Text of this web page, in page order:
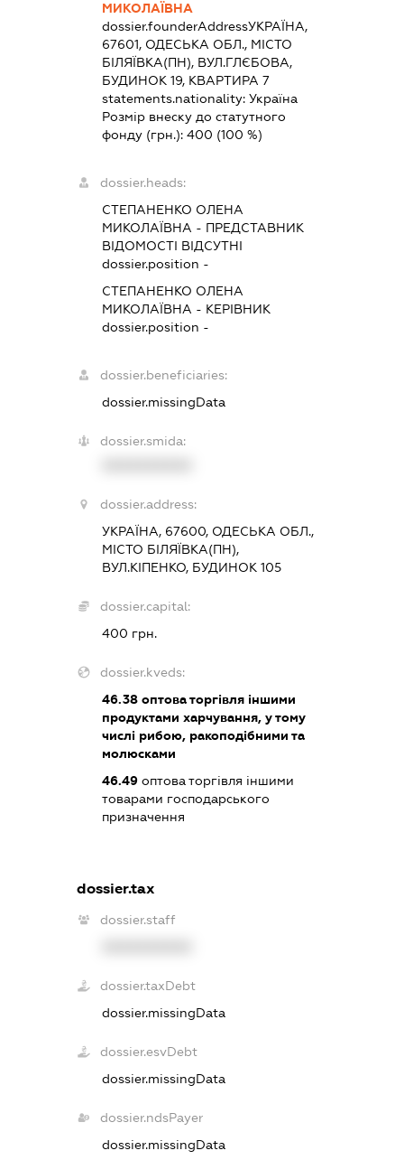
МИКОЛАЇВНА
dossier.founderAddressУКРАЇНА,
67601, ОДЕСЬКА ОБЛ., МІСТО
БІЛЯЇВКА(ПН), ВУЛ.ГЛЄБОВА,
БУДИНОК 19, КВАРТИРА 7
statements.nationality:Україна
Розмір внеску до статутного
фонду (грн.):400 (100 %)
dossier.heads:
СТЕПАНЕНКО ОЛЕНА
МИКОЛАЇВНА - ПРЕДСТАВНИК
ВІДОМОСТІ ВІДСУТНІ
dossier.position -
СТЕПАНЕНКО ОЛЕНА
МИКОЛАЇВНА - КЕРІВНИК
dossier.position -
dossier.beneficiaries:
dossier.missingData
dossier.smida:
dossier.address:
УКРАЇНА, 67600, ОДЕСЬКА ОБЛ.,
МІСТО БІЛЯЇВКА(ПН),
ВУЛ.КІПЕНКО, БУДИНОК 105
dossier.capital:
400 грн.
dossier.kveds:
46.38 оптова торгівля іншими
продуктами харчування, у тому
числі рибою, ракоподібними та
молюсками
46.49 оптова торгівля іншими
товарами господарського
призначення
dossier.tax
dossier.staff
dossier.taxDebt
dossier.missingData
dossier.esvDebt
dossier.missingData
dossier.ndsPayer
dossier.missingData